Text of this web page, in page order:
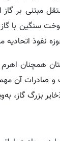
مبتنی بر گاز
سنگین با
نفوذ
همچنان
صادرات آن
بزرگ گاز،